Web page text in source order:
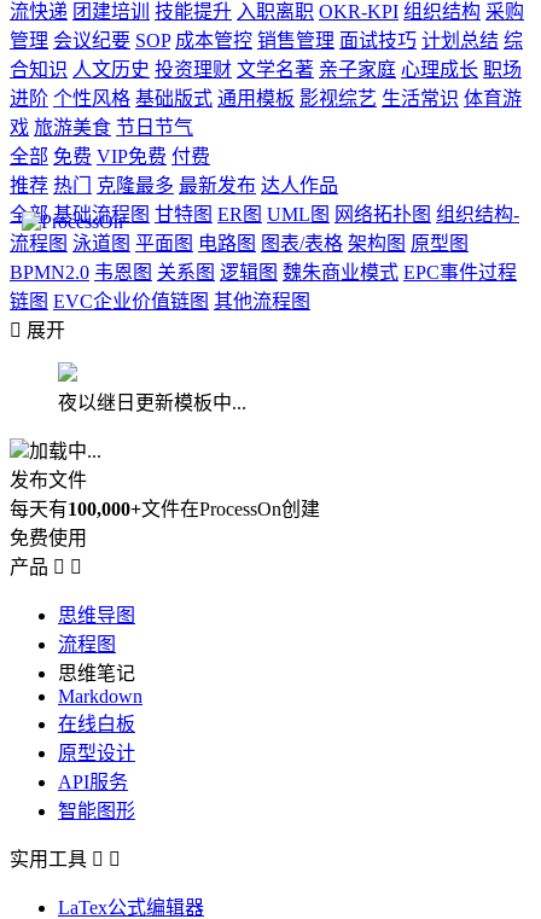
流快递 团建培训 技能提升 入职离职 OKR-KPI 组织结构 采购
管理 会议纪要 SOP 成本管控 销售管理 面试技巧 计划总结 综
合知识 人文历史 投资理财 文学名著 亲子家庭 心理成长 职场
进阶 个性风格 基础版式 通用模板 影视综艺 生活常识 体育游
戏 旅游美食 节日节气
全部 免费 VIP免费 付费
推荐 热门 克隆最多 最新发布 达人作品
全部 基础流程图 甘特图 ER图 UML图 网络拓扑图 组织结构-
流程图 泳道图 平面图 电路图 图表/表格 架构图 原型图
BPMN2.0 韦恩图 关系图 逻辑图 魏朱商业模式 EPC事件过程
链图 EVC企业价值链图 其他流程图
 展开
夜以继日更新模板中...
加载中...
发布文件
每天有100,000+文件在ProcessOn创建
免费使用
产品  
思维导图
流程图
思维笔记
Markdown
在线白板
原型设计
API服务
智能图形
实用工具  
LaTex公式编辑器